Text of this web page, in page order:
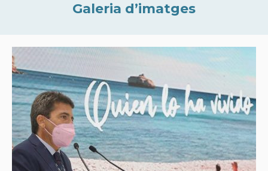
Galeria d’imatges